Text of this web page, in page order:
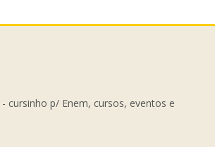
cursinho p/ Enem, cursos, eventos e